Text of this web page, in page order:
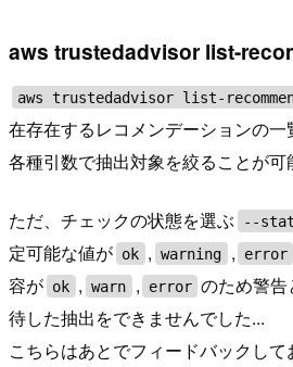
aws trustedadvisor list-
aws trustedadvisor list-
在存在するレコメンデーションの一
各種引数で抽出対象を絞ることが可
ただ、チェックの状態を選ぶ --
定可能な値が ok , warning , error
容が ok , warn , error のため警
待した抽出をできませんでした...
こちらはあとでフィードバックして